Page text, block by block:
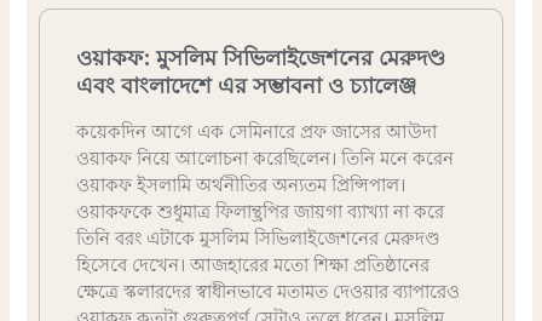
ওয়াকফ: মুসলিম সিভিলাইজেশনের মেরুদণ্ড
এবং বাংলাদেশে এর সম্ভাবনা ও চ্যালেঞ্জ
কয়েকদিন আগে এক সেমিনারে প্রফ জাসের আউদা
ওয়াকফ নিয়ে আলোচনা করেছিলেন। তিনি মনে করেন
ওয়াকফ ইসলামি অর্থনীতির অন্যতম প্রিন্সিপাল।
ওয়াকফকে শুধুমাত্র ফিলান্থ্রপির জায়গা ব্যাখ্যা না করে
তিনি বরং এটাকে মুসলিম সিভিলাইজেশনের মেরুদণ্ড
হিসেবে দেখেন। আজহারের মতো শিক্ষা প্রতিষ্ঠানের
ক্ষেত্রে স্কলারদের স্বাধীনভাবে মতামত দেওয়ার ব্যাপারেও